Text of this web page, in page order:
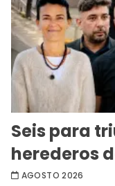
Seis para
herederos
AGOSTO 2026